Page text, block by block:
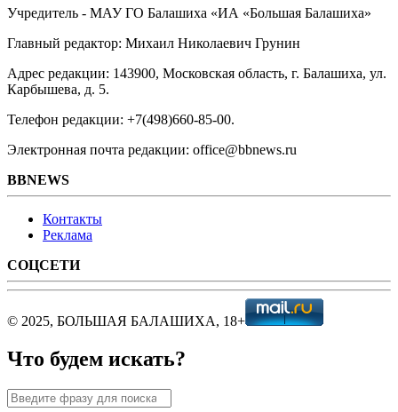
Учредитель - МАУ ГО Балашиха «ИА «Большая Балашиха»
Главный редактор: Михаил Николаевич Грунин
Адрес редакции: 143900, Московская область, г. Балашиха, ул.
Карбышева, д. 5.
Телефон редакции: +7(498)660-85-00.
Электронная почта редакции: office@bbnews.ru
BBNEWS
Контакты
Реклама
СОЦСЕТИ
© 2025, БОЛЬШАЯ БАЛАШИХА, 18+
Что будем искать?